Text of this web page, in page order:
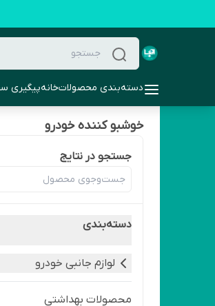
دسته‌بندی محصولاتخانهپیگیری
خوشبو کننده خودرو
جستجو در نتایج
دسته‌بندی
لوازم جانبی خودرو
محصولات بهداشتی